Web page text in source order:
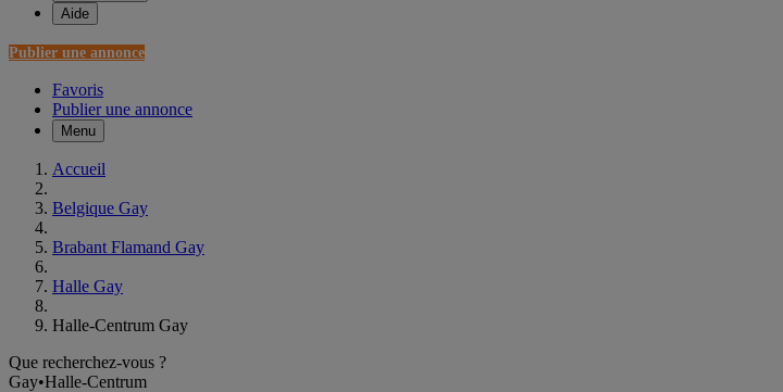
Aide
Publier une annonce
Favoris
Publier une annonce
Menu
Accueil
Belgique Gay
Brabant Flamand Gay
Halle Gay
Halle-Centrum Gay
Que recherchez-vous ?
Gay•Halle-Centrum